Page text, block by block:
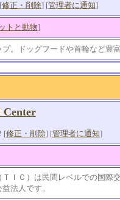
修正・削除] [管理者に通知]
トと動物]
。ドッグフードや首輪など豊
Center
[修正・削除] [管理者に通知]
ＩＣ）は民間レベルでの国際
法人です。